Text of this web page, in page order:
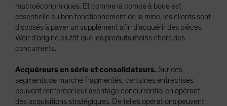
macroéconomiques. Et comme la pompe à boue est
essentielle au bon fonctionnement de la mine, les clients sont
disposés à payer un supplément afin d’acquérir des pièces
Weir d’origine plutôt que les produits moins chers des
concurrents.
Acquéreurs en série et consolidateurs.Sur des
segments de marché fragmentés, certaines entreprises
peuvent renforcer leur avantage concurrentiel en opérant
des acquisitions stratégiques. De telles opérations peuvent